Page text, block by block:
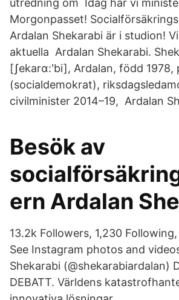
utredning om Idag har vi
Morgonpasset!
Ardalan Shekarabi är i studion!
aktuella Ardalan Shekarabi.
[ʃekarɑ:ʹbi], Ardalan, född 1978,
(socialdemokrat),
civilminister 2014–19, Ardalan
Besök av
ern Ardalan
13.2k Followers, 1,230
See Instagram photos and
Shekarabi (@shekarabiardalan)
DEBATT. Världens